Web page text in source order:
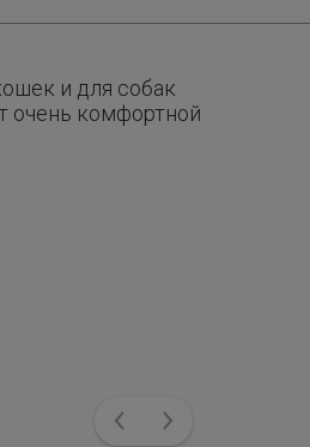
и для собак
очень комфортной
PreviousNext